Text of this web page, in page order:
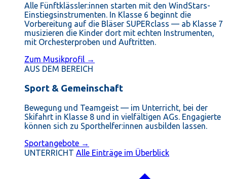
Alle Fünftklässler:innen starten mit den WindStars-
Einstiegsinstrumenten. In Klasse 6 beginnt die
Vorbereitung auf die Bläser SUPERclass — ab Klasse 7
musizieren die Kinder dort mit echten Instrumenten,
mit Orchesterproben und Auftritten.
Zum Musikprofil →
AUS DEM BEREICH
Sport & Gemeinschaft
Bewegung und Teamgeist — im Unterricht, bei der
Skifahrt in Klasse 8 und in vielfältigen AGs. Engagierte
können sich zu Sporthelfer:innen ausbilden lassen.
Sportangebote →
UNTERRICHT Alle Einträge im Überblick